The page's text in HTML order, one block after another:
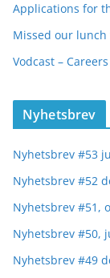
Applications for
Missed our lunch
Vodcast –
Nyhetsbrev
Nyhetsbrev #53
Nyhetsbrev #52
Nyhetsbrev #51,
Nyhetsbrev #50,
Nyhetsbrev #49